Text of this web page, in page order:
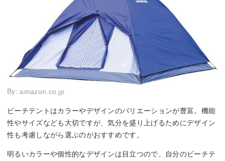
By:amazon.co.jp
ビーチテントはカラーやデザインのバリエーションが豊富。機能
性やサイズなども大切ですが、気分を盛り上げるためにデザイン
性も考慮しながら選ぶのがおすすめです。
明るいカラーや個性的なデザインは目立つので、自分のビーチテ